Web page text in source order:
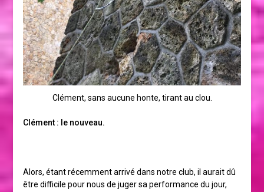
Clément, sans aucune honte, tirant au clou.
Clément : le nouveau.
Alors, étant récemment arrivé dans notre club, il aurait dû
être difficile pour nous de juger sa performance du jour,